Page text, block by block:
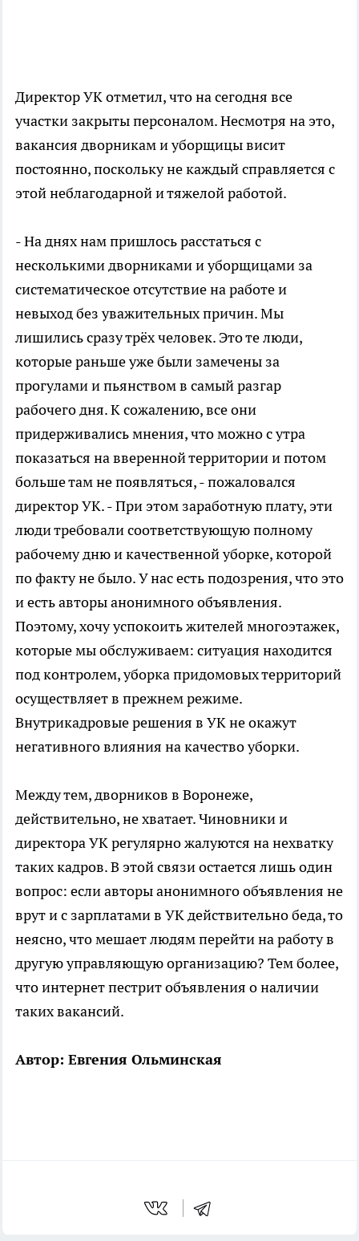
Директор УК отметил, что на сегодня все
участки закрыты персоналом. Несмотря на это,
вакансия дворникам и уборщицы висит
постоянно, поскольку не каждый справляется с
этой неблагодарной и тяжелой работой.
- На днях нам пришлось расстаться с
несколькими дворниками и уборщицами за
систематическое отсутствие на работе и
невыход без уважительных причин. Мы
лишились сразу трёх человек. Это те люди,
которые раньше уже были замечены за
прогулами и пьянством в самый разгар
рабочего дня. К сожалению, все они
придерживались мнения, что можно с утра
показаться на вверенной территории и потом
больше там не появляться, - пожаловался
директор УК. - При этом заработную плату, эти
люди требовали соответствующую полному
рабочему дню и качественной уборке, которой
по факту не было. У нас есть подозрения, что это
и есть авторы анонимного объявления.
Поэтому, хочу успокоить жителей многоэтажек,
которые мы обслуживаем: ситуация находится
под контролем, уборка придомовых территорий
осуществляет в прежнем режиме.
Внутрикадровые решения в УК не окажут
негативного влияния на качество уборки.
Между тем, дворников в Воронеже,
действительно, не хватает. Чиновники и
директора УК регулярно жалуются на нехватку
таких кадров. В этой связи остается лишь один
вопрос: если авторы анонимного объявления не
врут и с зарплатами в УК действительно беда, то
неясно, что мешает людям перейти на работу в
другую управляющую организацию? Тем более,
что интернет пестрит объявления о наличии
таких вакансий.
Автор: Евгения Ольминская